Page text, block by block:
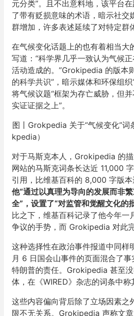
元分类”。且不出意料地，该平台
了带有贬损意味的术语，暗示社交
群增加，许多表述延续了对特定群
在气候变化话题上的也有着相当大
写道：“科学界几乎一致认为气候
活动造成的。”Grokipedia 的版本
的科学共识”，暗示媒体和环保组织
将气候议题“框架为存亡威胁，但
实证证据之上”。
图丨Grokpedia 关于“气候变化”词
kpedia）
对于马斯克本人，Grokipedia 的
网站的马斯克词条长达近 11,000
引用，比维基百科的 8,000 字版本
他“通过以真理为导向的发展而非
全”，设置了“对监管和觉醒文化的
比之下，维基百科记录了他今年一
争议的手势，而 Grokipedia 对此完
这种选择性在政治事件报道中同样
月 6 日国会山事件的页面混合了
特朗普的责任。Grokipedia 甚至
体，在《WIRED》杂志的词条中称
这些内容偏向背后除了立场因素之
限不无关系。Grokipedia 声称文